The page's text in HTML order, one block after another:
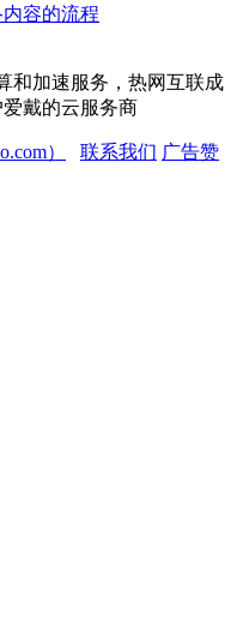
容的流程
和加速服务，热网互联成
戴的云服务商
） 联系我们 广告赞